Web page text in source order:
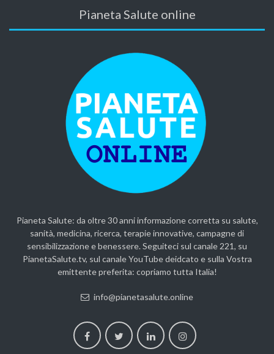
Pianeta Salute online
Pianeta Salute: da oltre 30 anni informazione corretta su salute,
sanità, medicina, ricerca, terapie innovative, campagne di
sensibilizzazione e benessere. Seguiteci sul canale 221, su
PianetaSalute.tv, sul canale YouTube deidcato e sulla Vostra
emittente preferita: copriamo tutta Italia!
info@pianetasalute.online